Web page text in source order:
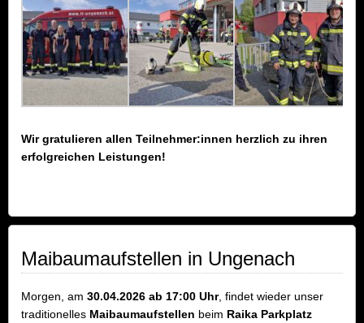
Wir gratulieren allen Teilnehmer:innen herzlich zu ihren
erfolgreichen Leistungen!
Maibaumaufstellen in Ungenach
Morgen, am 30.04.2026 ab 17:00 Uhr, findet wieder unser
traditionelles Maibaumaufstellen beim Raika Parkplatz